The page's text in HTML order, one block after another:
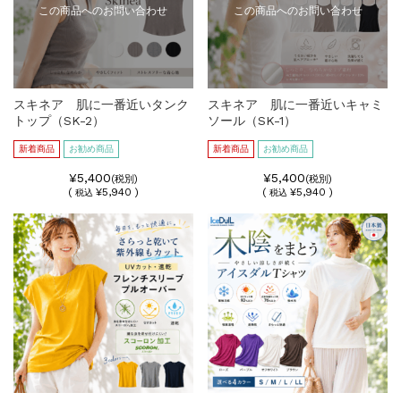
この商品へのお問い合わせ
スキネア 肌に一番近いタンク
トップ（SK-2）
新着商品 お勧め商品
¥5,400(税別)
( 税込 ¥5,940 )
この商品へのお問い合わせ
スキネア 肌に一番近いキャミ
ソール（SK-1）
新着商品 お勧め商品
¥5,400(税別)
(税込 ¥5,940 )